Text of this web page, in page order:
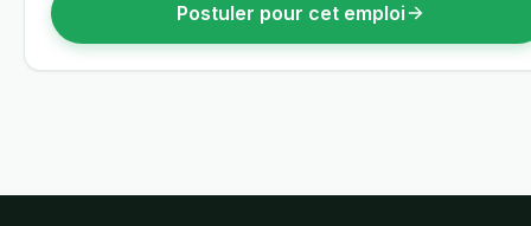
Postuler pour cet emploi